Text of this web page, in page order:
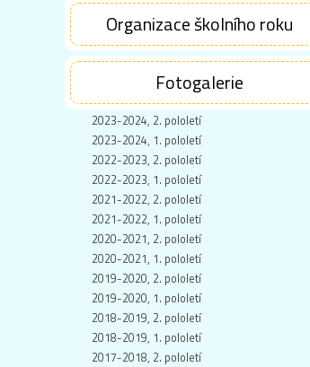
Organizace školního roku
Fotogalerie
2023-2024, 2. pololetí
2023-2024, 1. pololetí
2022-2023, 2. pololetí
2022-2023, 1. pololetí
2021-2022, 2. pololetí
2021-2022, 1. pololetí
2020-2021, 2. pololetí
2020-2021, 1. pololetí
2019-2020, 2. pololetí
2019-2020, 1. pololetí
2018-2019, 2. pololetí
2018-2019, 1. pololetí
2017-2018, 2. pololetí